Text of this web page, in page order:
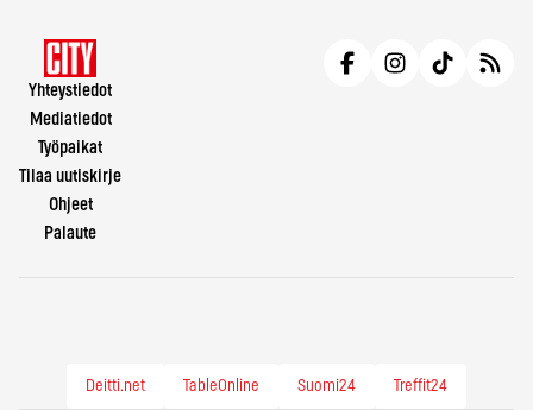
Yhteystiedot
Mediatiedot
Työpaikat
Tilaa uutiskirje
Ohjeet
Palaute
Deitti.net TableOnline Suomi24 Treffit24